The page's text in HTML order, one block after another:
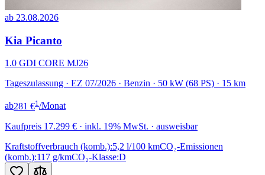
ab 23.08.2026
Kia Picanto
1.0 GDI CORE MJ26
Tageszulassung · EZ 07/2026 · Benzin · 50 kW (68 PS) · 15 km
ab281 €1 /Monat
Kaufpreis 17.299 € · inkl. 19% MwSt. · ausweisbar
Kraftstoffverbrauch (komb.):5,2 l/100 kmCO₂-Emissionen
(komb.):117 g/kmCO₂-Klasse:D